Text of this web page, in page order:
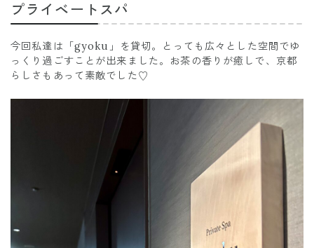
プライベートスパ
今回私達は「gyoku」を貸切。とっても広々とした空間でゆ
っくり過ごすことが出来ました。お茶の香りが癒しで、京都
らしさもあって素敵でした♡